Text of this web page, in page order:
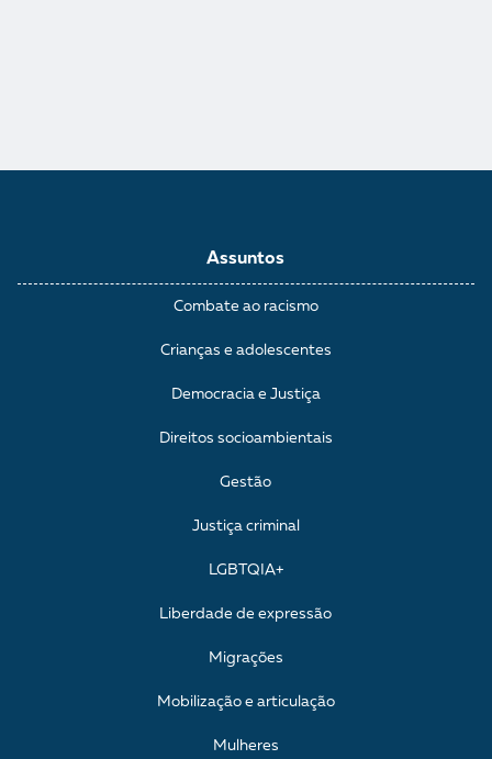
Assuntos
Combate ao racismo
Crianças e adolescentes
Democracia e Justiça
Direitos socioambientais
Gestão
Justiça criminal
LGBTQIA+
Liberdade de expressão
Migrações
Mobilização e articulação
Mulheres